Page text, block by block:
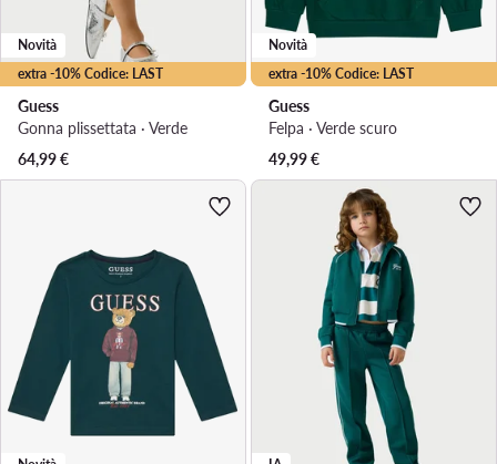
extra -10% Codice: LAST
Novità
Guess
Gonna plissettata · Verde
64,99€
extra -10% Codice: LAST
Novità
Guess
Felpa · Verde scuro
49,99€